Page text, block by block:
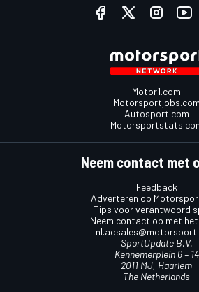
Motor1.com
Motorsportjobs.com
Autosport.com
Neem contact met
Feedback
Adverteren op
Tips voor verantwoord
Neem contact op met
SportUpdate B.V.
Kennemerplein 6 – 14
2011 MJ, Haarlem
The Netherlands